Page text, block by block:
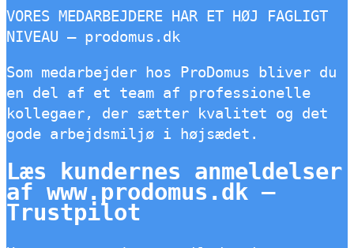
VORES MEDARBEJDERE HAR ET HØJ FAGLIGT
NIVEAU – prodomus.dk
Som medarbejder hos ProDomus bliver du
en del af et team af professionelle
kollegaer, der sætter kvalitet og det
gode arbejdsmiljø i højsædet.
Læs kundernes anmeldelser
af www.prodomus.dk –
Trustpilot